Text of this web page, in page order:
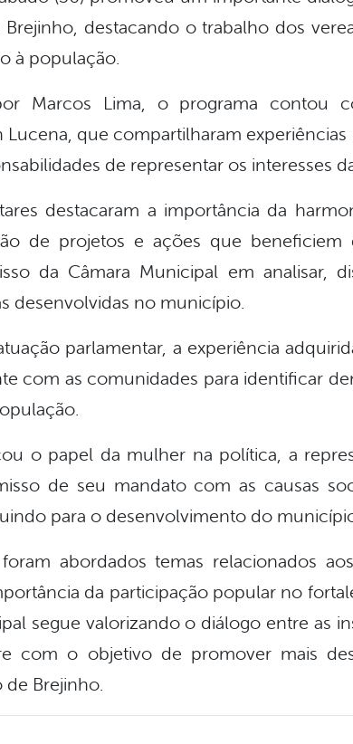
destacando o trabalho dos
à população.
Marcos Lima, o programa contou
que compartilharam experiências
de representar os interesses
destacaram a importância da
de projetos e ações que beneficiem
da Câmara Municipal em analisar,
desenvolvidas no município.
parlamentar, a experiência
com as comunidades para identificar
o papel da mulher na política, a
de seu mandato com as causas
para o desenvolvimento do
abordados temas relacionados
da participação popular no
segue valorizando o diálogo entre as
com o objetivo de promover mais
de Brejinho.